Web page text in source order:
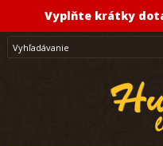
Vyplňte krátky